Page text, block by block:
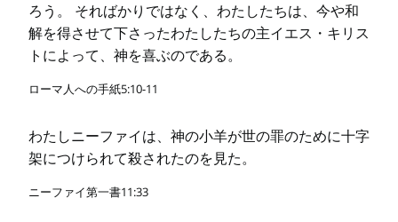
ろう。 そればかりではなく、わたしたちは、今や和
解を得させて下さったわたしたちの主イエス・キリス
トによって、神を喜ぶのである。
ローマ人への手紙5:10-11
わたしニーファイは、神の小羊が世の罪のために十字
架につけられて殺されたのを見た。
ニーファイ第一書11:33